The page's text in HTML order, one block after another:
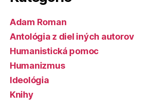
Adam Roman
Antológia z diel iných autorov
Humanistická pomoc
Humanizmus
Ideológia
Knihy